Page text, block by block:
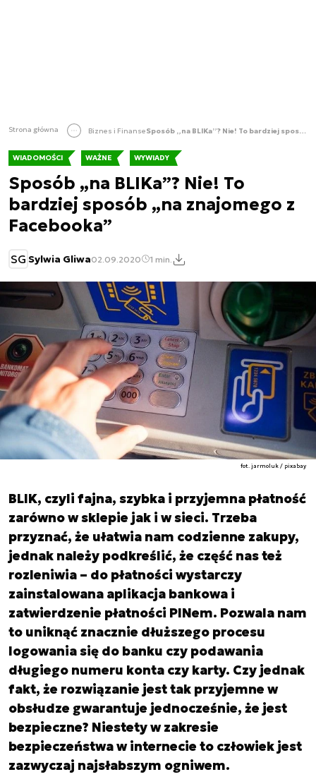
Strona główna Biznes i Finanse Sposób „na BLIKa”? Nie! To bardziej sposób „na znajomego z Facebooka”
WIADOMOŚCI WAŻNE WYWIADY
Sposób „na BLIKa”? Nie! To
bardziej sposób „na znajomego z
Facebooka”
SG Sylwia Gliwa02.09.2020 1 min.
fot. jarmoluk / pixabay
BLIK, czyli fajna, szybka i przyjemna płatność
zarówno w sklepie jak i w sieci. Trzeba
przyznać, że ułatwia nam codzienne zakupy,
jednak należy podkreślić, że część nas też
rozleniwia – do płatności wystarczy
zainstalowana aplikacja bankowa i
zatwierdzenie płatności PINem. Pozwala nam
to uniknąć znacznie dłuższego procesu
logowania się do banku czy podawania
długiego numeru konta czy karty. Czy jednak
fakt, że rozwiązanie jest tak przyjemne w
obsłudze gwarantuje jednocześnie, że jest
bezpieczne? Niestety w zakresie
bezpieczeństwa w internecie to człowiek jest
zazwyczaj najsłabszym ogniwem.